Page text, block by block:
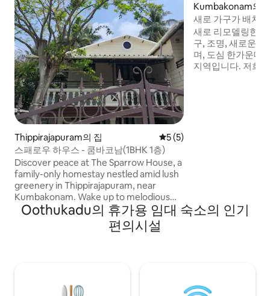
Thippirajapuram의 집 평점 5점(5점 만점), 후기 5
5 (5)
스패로우 하우스 - 쿰바코남(1BHK 1층)
Discover peace at The Sparrow House, a
family-only homestay nestled amid lush
greenery in Thippirajapuram, near
Kumbakonam. Wake up to melodious
birdsong, unwind in nature’s calm, and
enjoy a stay where simplicity and
serenity come together. The Sparrow
prohibited to ensure a healthy, serene,
Kumbakonam의
새로 가구가 배치
며, 에어컨이 있고,
새로 리모델링한 2
구, 조명, 새로운
며, 도심 한가운데
지역입니다. 저희는 친절하고 깨끗하며 저
Oothukadu의 휴가용 임대 숙소의 인기
편의시설